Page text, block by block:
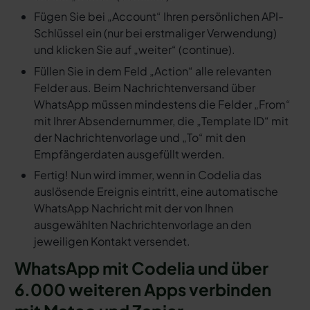
Fügen Sie bei „Account“ Ihren persönlichen API-
Schlüssel ein (nur bei erstmaliger Verwendung)
und klicken Sie auf „weiter“ (continue).
Füllen Sie in dem Feld „Action“ alle relevanten
Felder aus. Beim Nachrichtenversand über
WhatsApp müssen mindestens die Felder „From“
mit Ihrer Absendernummer, die „Template ID“ mit
der Nachrichtenvorlage und „To“ mit den
Empfängerdaten ausgefüllt werden.
Fertig! Nun wird immer, wenn in Codelia das
auslösende Ereignis eintritt, eine automatische
WhatsApp Nachricht mit der von Ihnen
ausgewählten Nachrichtenvorlage an den
jeweiligen Kontakt versendet.
WhatsApp mit Codelia und über
6.000 weiteren Apps verbinden